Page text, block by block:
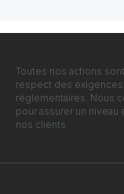
Toutes nos actions
respect des
réglementaires. Nous
pour assurer un
nos clients.